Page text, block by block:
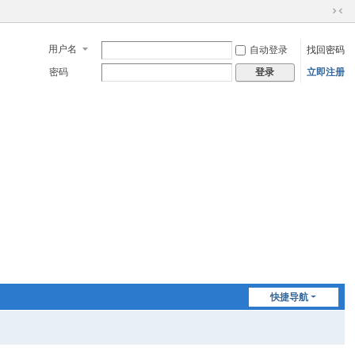
切
到
窄
用户名 自动登录
找回密码
密码
登录 立即注册
快捷导航